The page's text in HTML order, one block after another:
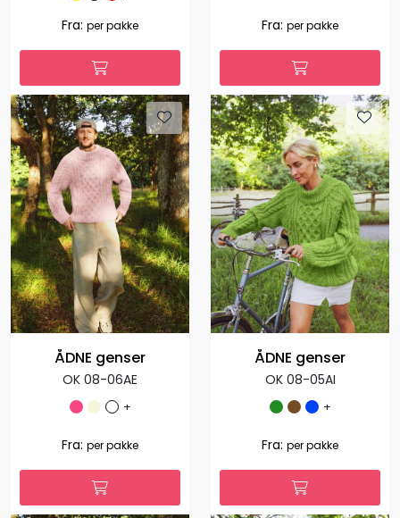
ÅDNE genser
(ULLRIKKE)
OK 08-03G
+
1.308,00
Fra: 392,40 -70 % per
pakke
ÅDNE genser
OK 08-06L
+
Fra: 1.035,00 per pakke